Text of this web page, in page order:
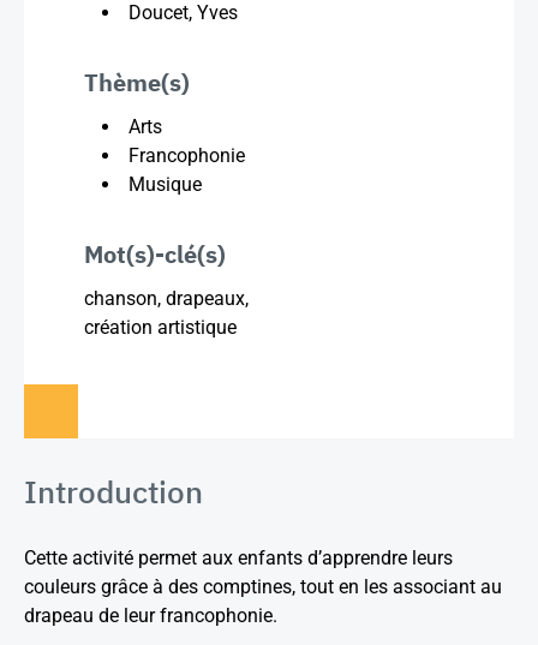
Doucet, Yves
Thème(s)
Arts
Francophonie
Musique
Mot(s)-clé(s)
chanson, drapeaux,
création artistique
Introduction
Cette activité permet aux enfants d’apprendre leurs
couleurs grâce à des comptines, tout en les associant au
drapeau de leur francophonie.